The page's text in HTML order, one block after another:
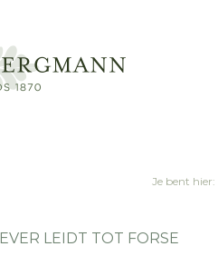
Je bent hier:
LEIDT TOT FORSE